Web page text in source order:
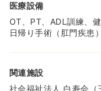
医療設備
OT、PT、ADL訓練、
日帰り手術（肛門疾患）
関連施設
社会福祉法人 白寿会（